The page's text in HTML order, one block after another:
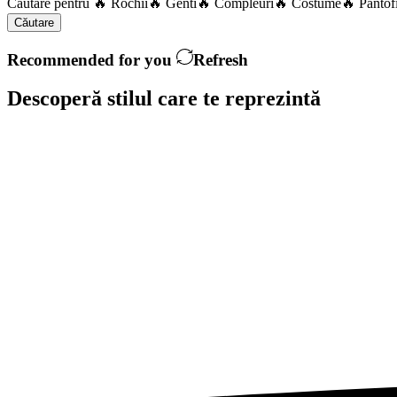
Căutare pentru 🔥 Rochii 🔥 Genti 🔥 Compleuri 🔥 Costume🔥
Căutare
Recommended for you Refresh
Descoperă stilul care te reprezintă